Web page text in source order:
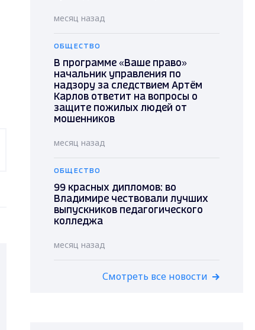
месяц назад
ОБЩЕСТВО
В программе «Ваше право»
начальник управления по
надзору за следствием Артём
Карлов ответит на вопросы о
защите пожилых людей от
мошенников
месяц назад
ОБЩЕСТВО
99 красных дипломов: во
Владимире чествовали лучших
выпускников педагогического
колледжа
месяц назад
Смотреть все новости